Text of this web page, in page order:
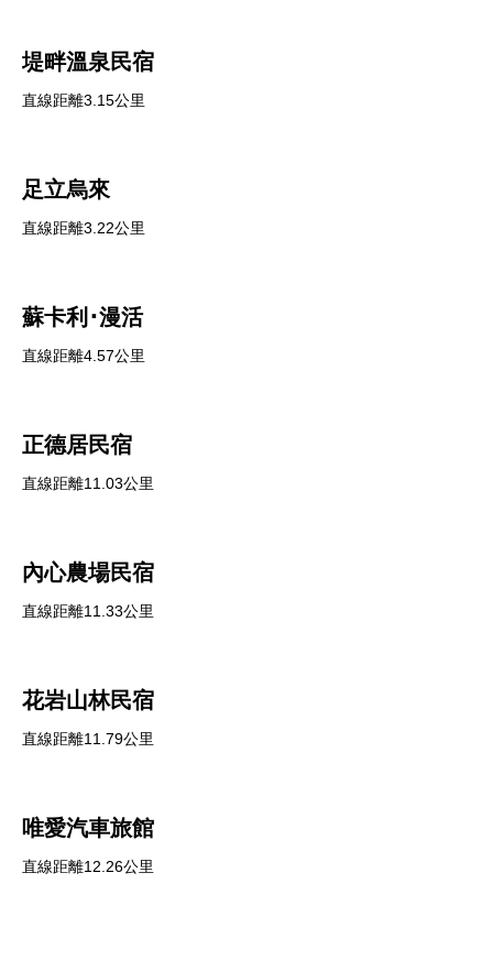
堤畔溫泉民宿
直線距離3.15公里
足立烏來
直線距離3.22公里
蘇卡利･漫活
直線距離4.57公里
正德居民宿
直線距離11.03公里
內心農場民宿
直線距離11.33公里
花岩山林民宿
直線距離11.79公里
唯愛汽車旅館
直線距離12.26公里